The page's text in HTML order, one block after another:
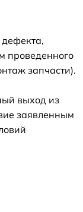
проведенного
запчасти).
выход из
заявленным